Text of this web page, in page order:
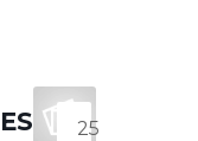
25